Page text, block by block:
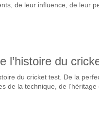
de leur influence, de leur
l’histoire du
du cricket test. De la
de la technique, de